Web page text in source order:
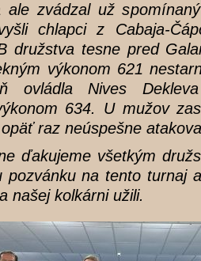
ale zvádzal už
chlapci z Cabaja-
družstva tesne pred
výkonom 621
ovládla Nives
634. U mužov
raz neúspešne
ďakujeme všetkým
pozvánku na tento turnaj
našej kolkárni užili.